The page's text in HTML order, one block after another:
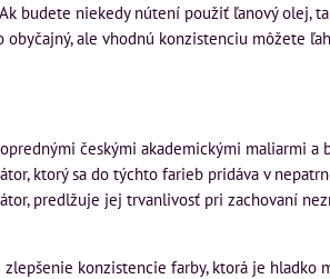
budete niekedy nútení použiť ľanový olej,
ale vhodnú konzistenciu môžete
českými akademickými maliarmi a
ktorý sa do týchto farieb pridáva v
predlžuje jej trvanlivosť pri zachovaní
konzistencie farby, ktorá je hladko